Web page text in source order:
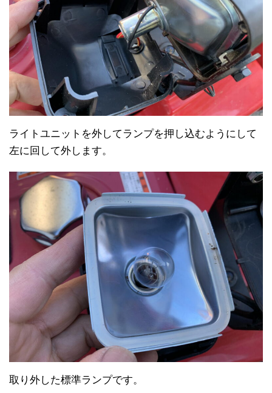
ライトユニットを外してランプを押し込むようにして
左に回して外します。
取り外した標準ランプです。